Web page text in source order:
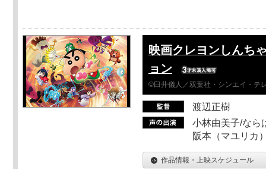
映画クレヨンしんち
ョン
©臼井儀人／双葉社・シンエイ・テ
渡辺正樹
小林由美子/なら
阪本（マユリカ
作品情報・上映スケジュール